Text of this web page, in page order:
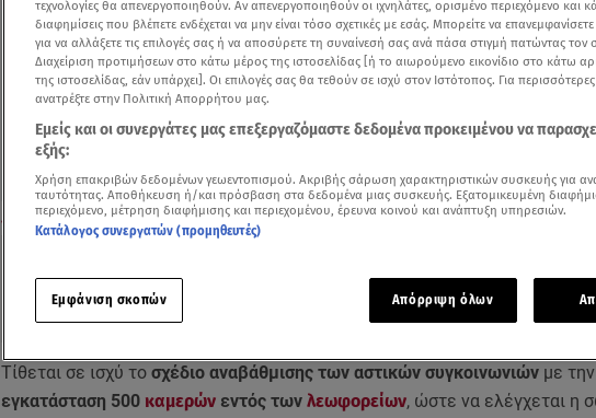
Με έξυπνες κάμερες θα γεμίσουν οι δρόμοι του λεκανοπεδίου / ANT1
Add star.gr on Google
Τίθεται σε ισχύ το σχέδιο αναβάθμισης των αστικών συγκοινωνιών με την
εγκατάσταση 500 καμερώνεντός των λεωφορείων, ώστε να ελέγχεται η
τεχνολογίες θα απενεργοποιηθούν. Αν απενεργοποιηθούν οι ιχνηλάτες, ορισμένο περιεχόμενο και
διαφημίσεις που βλέπετε ενδέχεται να μην είναι τόσο σχετικές με εσάς. Μπορείτε να
για να αλλάξετε τις επιλογές σας ή να αποσύρετε τη συναίνεσή σας ανά πάσα στιγμή πατώντας τον
Διαχείριση προτιμήσεων στο κάτω μέρος της ιστοσελίδας [ή το αιωρούμενο εικονίδιο στο κάτω
της ιστοσελίδας, εάν υπάρχει]. Οι επιλογές σας θα τεθούν σε ισχύ στον Ιστότοπος. Για
ανατρέξτε στην Πολιτική Απορρήτου μας.
Εμείς και οι συνεργάτες μας επεξεργαζόμαστε δεδομένα προκειμένου να
εξής:
Χρήση επακριβών δεδομένων γεωεντοπισμού. Ακριβής σάρωση χαρακτηριστικών συσκευής για
ταυτότητας. Αποθήκευση ή/και πρόσβαση στα δεδομένα μιας συσκευής. Εξατομικευμένη
περιεχόμενο, μέτρηση διαφήμισης και περιεχομένου, έρευνα κοινού και ανάπτυξη υπηρεσιών.
Κατάλογος συνεργατών (προμηθευτές)
Εμφάνιση σκοπών Απόρριψη όλων